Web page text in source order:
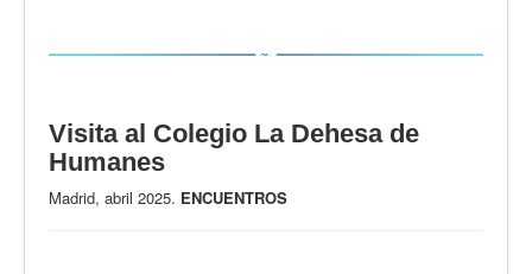
Visita al Colegio La Dehesa de
Humanes
Madrid, abril 2025. ENCUENTROS